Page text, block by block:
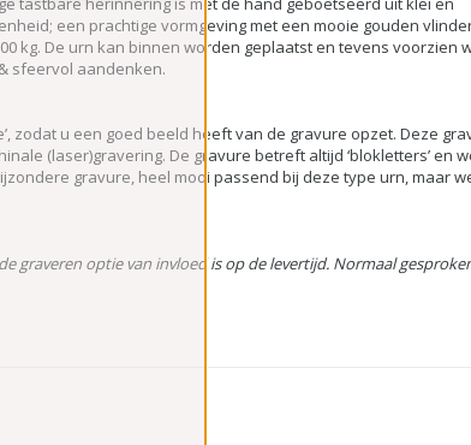
een prachtige vormgeving met een mooie gouden
kg. De urn kan binnen worden geplaatst en tevens voorzien
sfeervol aandenken.
zodat u een goed beeld heeft van de gravure opzet. Deze
(laser)gravering. De gravure betreft altijd ‘blokletters’ en
gravure, heel mooi passend bij deze type urn, maar
graveren optie van invloed is op de levertijd. Normaal